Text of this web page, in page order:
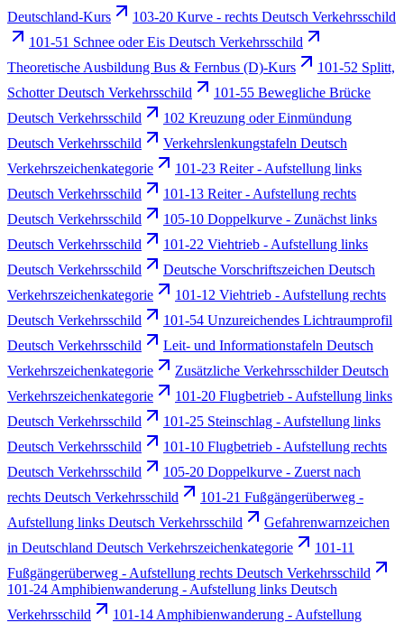
Deutschland-Kurs
103-20 Kurve - rechts Deutsch Verkehrsschild
101-51 Schnee oder Eis Deutsch Verkehrsschild
Theoretische Ausbildung Bus & Fernbus (D)-Kurs
101-52 Splitt,
Schotter Deutsch Verkehrsschild
101-55 Bewegliche Brücke
Deutsch Verkehrsschild
102 Kreuzung oder Einmündung
Deutsch Verkehrsschild
Verkehrslenkungstafeln Deutsch
Verkehrszeichenkategorie
101-23 Reiter - Aufstellung links
Deutsch Verkehrsschild
101-13 Reiter - Aufstellung rechts
Deutsch Verkehrsschild
105-10 Doppelkurve - Zunächst links
Deutsch Verkehrsschild
101-22 Viehtrieb - Aufstellung links
Deutsch Verkehrsschild
Deutsche Vorschriftszeichen Deutsch
Verkehrszeichenkategorie
101-12 Viehtrieb - Aufstellung rechts
Deutsch Verkehrsschild
101-54 Unzureichendes Lichtraumprofil
Deutsch Verkehrsschild
Leit- und Informationstafeln Deutsch
Verkehrszeichenkategorie
Zusätzliche Verkehrsschilder Deutsch
Verkehrszeichenkategorie
101-20 Flugbetrieb - Aufstellung links
Deutsch Verkehrsschild
101-25 Steinschlag - Aufstellung links
Deutsch Verkehrsschild
101-10 Flugbetrieb - Aufstellung rechts
Deutsch Verkehrsschild
105-20 Doppelkurve - Zuerst nach
rechts Deutsch Verkehrsschild
101-21 Fußgängerüberweg -
Aufstellung links Deutsch Verkehrsschild
Gefahrenwarnzeichen
in Deutschland Deutsch Verkehrszeichenkategorie
101-11
Fußgängerüberweg - Aufstellung rechts Deutsch Verkehrsschild
101-24 Amphibienwanderung - Aufstellung links Deutsch
Verkehrsschild
101-14 Amphibienwanderung - Aufstellung